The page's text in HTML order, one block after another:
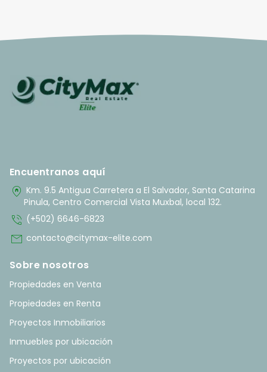
Encuentranos aquí
home_pin Km. 9.5 Antigua Carretera a El Salvador, Santa Catarina
Pinula, Centro Comercial Vista Muxbal, local 132.
phone_in_talk (+502) 6646-6823
mail contacto@citymax-elite.com
Sobre nosotros
Propiedades en Venta
Propiedades en Renta
Proyectos Inmobiliarios
Inmuebles por ubicación
Proyectos por ubicación